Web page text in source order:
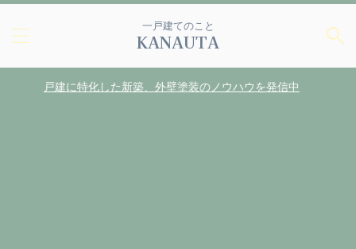
一戸建てのこと
KANAUTA
建に特化した新築、外壁塗装のノウハウを発信中